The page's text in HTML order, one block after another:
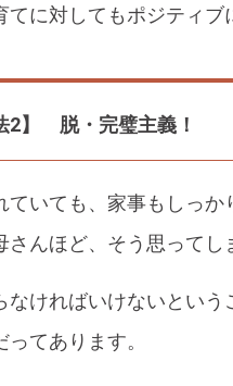
に対してもポジティブ
2】 脱・完璧主義！
ていても、家事もしっ
んほど、そう思ってし
なければいけないとい
てあります。